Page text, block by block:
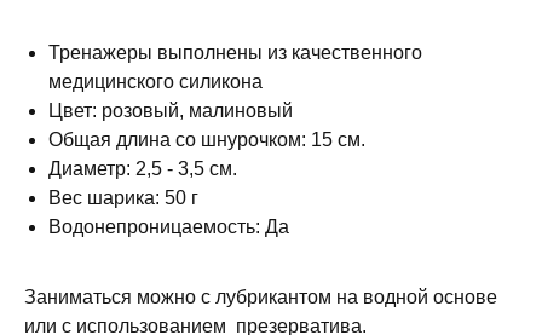
Тренажеры выполнены из качественного
медицинского силикона
Цвет: розовый, малиновый
Общая длина со шнурочком: 15 см.
Диаметр: 2,5 - 3,5 см.
Вес шарика: 50 г
Водонепроницаемость: Да
Заниматься можно с лубрикантом на водной основе
или с использованием презерватива.